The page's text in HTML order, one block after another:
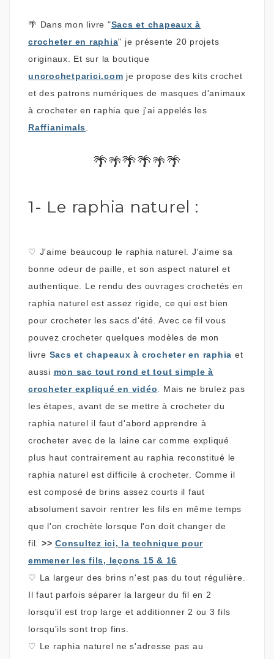
🌴 Dans mon livre "Sacs et chapeaux à
crocheter en raphia" je présente 20 projets
originaux. Et sur la boutique
uncrochetparici.com je propose des kits crochet
et des patrons numériques de masques d'animaux
à crocheter en raphia que j'ai appelés les
Raffianimals.
🌴🌴🌴🌴🌴🌴
1- Le raphia naturel :
♡ J'aime beaucoup le raphia naturel. J'aime sa
bonne odeur de paille, et son aspect naturel et
authentique. Le rendu des ouvrages crochetés en
raphia naturel est assez rigide, ce qui est bien
pour crocheter les sacs d'été. Avec ce fil vous
pouvez crocheter quelques modèles de mon
livre Sacs et chapeaux à crocheter en raphia et
aussi mon sac tout rond et tout simple à
crocheter expliqué en vidéo. Mais ne brulez pas
les étapes, avant de se mettre à crocheter du
raphia naturel il faut d'abord apprendre à
crocheter avec de la laine car comme expliqué
plus haut contrairement au raphia reconstitué le
raphia naturel est difficile à crocheter. Comme il
est composé de brins assez courts il faut
absolument savoir rentrer les fils en même temps
que l'on crochète lorsque l'on doit changer de
fil. >> Consultez ici, la technique pour
emmener les fils, leçons 15 & 16
♡ La largeur des brins n'est pas du tout régulière.
Il faut parfois séparer la largeur du fil en 2
lorsqu'il est trop large et additionner 2 ou 3 fils
lorsqu'ils sont trop fins.
♡ Le raphia naturel ne s'adresse pas au